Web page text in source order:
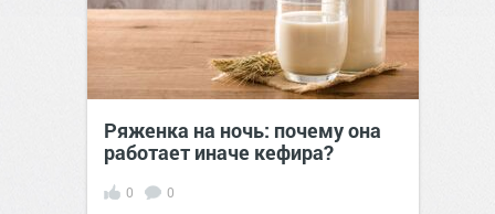
Ряженка на ночь: почему она
работает иначе кефира?
0 0